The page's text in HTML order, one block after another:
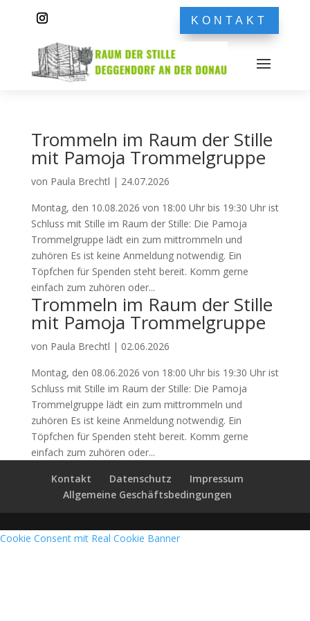
KONTAKT
Trommeln im Raum der Stille
mit Pamoja Trommelgruppe
von Paula Brechtl | 24.07.2026
Montag, den 10.08.2026 von 18:00 Uhr bis 19:30 Uhr ist
Schluss mit Stille im Raum der Stille: Die Pamoja
Trommelgruppe lädt ein zum mittrommeln und
zuhören Es ist keine Anmeldung notwendig. Ein
Töpfchen für Spenden steht bereit. Komm gerne
einfach zum zuhören oder...
Trommeln im Raum der Stille
mit Pamoja Trommelgruppe
von Paula Brechtl | 02.06.2026
Montag, den 08.06.2026 von 18:00 Uhr bis 19:30 Uhr ist
Schluss mit Stille im Raum der Stille: Die Pamoja
Trommelgruppe lädt ein zum mittrommeln und
zuhören Es ist keine Anmeldung notwendig. Ein
Töpfchen für Spenden steht bereit. Komm gerne
einfach zum zuhören oder...
Kontakt
Datenschutz
Impressum
Allgemeine Geschäftsbedingungen
Cookie Consent mit Real Cookie Banner